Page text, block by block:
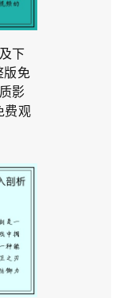
下
版免
影
费观